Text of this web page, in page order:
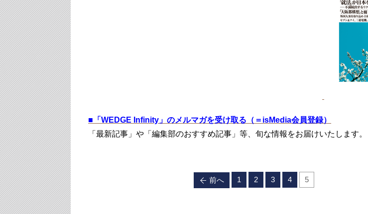
■ 「WEDGE Infinity」のメルマガを受け取る（＝isMedia会員登録）
「最新記事」や「編集部のおすすめ記事」等、旬な情報をお届けいたします。
前へ 1 2 3 4 5